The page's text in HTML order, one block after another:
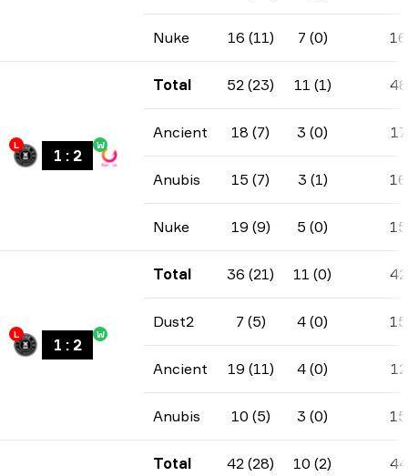
Nuke 16 (11) 7 (0) 16
L
1 : 2
W
Total 52 (23) 11 (1) 48
Ancient 18 (7) 3 (0) 17
Anubis 15 (7) 3 (1) 16
Nuke 19 (9) 5 (0) 15
L
1 : 2
W
Total 36 (21) 11 (0) 42
Dust2 7 (5) 4 (0) 15
Ancient 19 (11) 4 (0) 12
Anubis 10 (5) 3 (0) 15
Total 42 (28) 10 (2) 44